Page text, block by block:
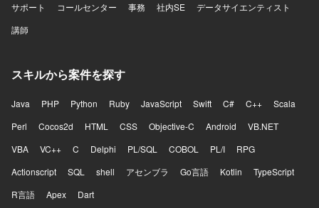
サポート
コールセンター 事務 社内SE
データサイエンティスト
講師
スキルから案件を探す
Java PHP Python Ruby JavaScript Swift C# C++
Scala
Perl
Cocos2d HTML CSS Objective-C Android
VB.NET
VBA
VC++ C Delphi PL/SQL COBOL PL/I
RPG
Actionscript
SQL shell アセンブラ Go言語 Kotlin
TypeScript
R言語
Apex Dart